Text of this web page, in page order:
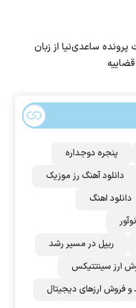
ساعدی‌نیا از زبان
پنجره دوجداره
دانلود آهنگ رز‌ موزیک
دانلود اهنگ
ریپل در مسیر رشد
ارز سینتتیکس
و فروش ارزهای دیجیتال